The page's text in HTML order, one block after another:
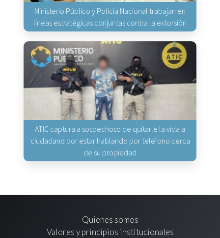
Ministerio Público y Policía Nacional trabajan en
líneas estratégicas conjuntas contra la extorsión
ATIC captura a sospechoso de quitarle la vida a
ciudadano por estar hablando por teléfono cerca
de su propiedad
Quienes somos
Valores y principios institucionales